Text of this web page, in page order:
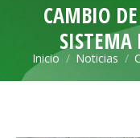
CAMBIO
SISTEMA
Estás aquí:
Inicio Noticias